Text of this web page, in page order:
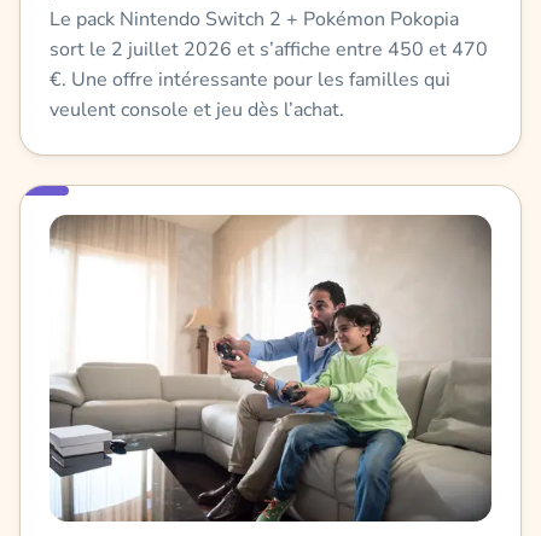
Le pack Nintendo Switch 2 + Pokémon Pokopia
sort le 2 juillet 2026 et s’affiche entre 450 et 470
€. Une offre intéressante pour les familles qui
veulent console et jeu dès l’achat.